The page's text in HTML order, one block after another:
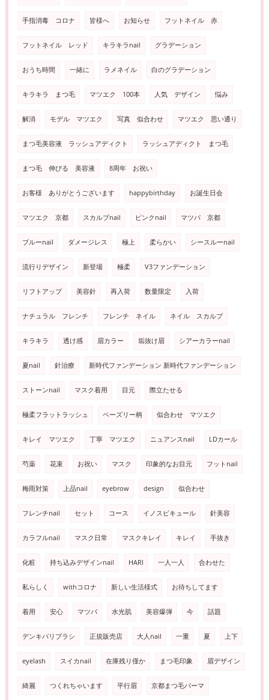
手指消毒 コロナ 皆様へ お知らせ フットネイル 赤
フットネイル レッド キラキラnail グラデーション
おうち時間 一緒に ラメネイル 白のグラデーション
キラキラ まつ毛 マツエク 100本 人気 デザイン 悩み
解消 モデル マツエク 写真 似合わせ マツエク 思い通り
まつ毛美容液 ラッシュアディクト ラッシュアディクト まつ毛
まつ毛 伸びる 美容液 8周年 お祝い
お客様 ありがとうございます happybirthday お誕生日会
マツエク 京都 スカルプnail ピンクnail マツパ 京都
ブルーnail ダメージレス 極上 柔らかい シースルーnail
流行りデザイン 新登場 極柔 V3ファンデーション
リフトアップ 美容針 再入荷 数量限定 入荷
ナチュラル フレンチ フレンチ ネイル ネイル スカルプ
キラキラ 透け感 眉カラー 垢抜け眉 シアーカラーnail
夏nail 針治療 新時代ファンデーション 新時代ファンデーション
ストーンnail マスク着用 目元 際立たせる
極柔フラットラッシュ ペーズリー柄 似合わせ マツエク
キレイ マツエク 丁寧 マツエク ニュアンスnail LDカール
芍薬 花束 お祝い マスク 印象的なお目元 フットnail
梅雨対策 上品nail eyebrow design 似合わせ
フレンチnail セット コース イノスピキュール 針美容
カラフルnail マスク日常 マスクキレイ キレイ 手抜き
化粧 持ち込みデザインnail HARI 一人一人 合わせた
私らしく withコロナ 新しい生活様式 お待ちしてます
着用 安心 マツパ 水光肌 美容爆弾 今 話題
デンキバリブラシ 正規販売店 大人nail 一重 夏 上下
eyelash スイカnail 在庫残り僅か まつ毛印象 眉デザイン
綺麗 つくれちゃいます 平行眉 京都まつ毛パーマ